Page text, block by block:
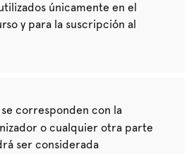
únicamente en el
y para la suscripción al
se corresponden con la
o cualquier otra parte
ser considerada